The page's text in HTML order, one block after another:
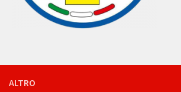
ALTRO